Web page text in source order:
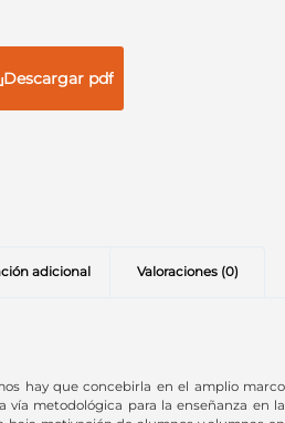
Descargar pdf
adicional Valoraciones (0)
hay que concebirla en el amplio marco
metodológica para la enseñanza en la